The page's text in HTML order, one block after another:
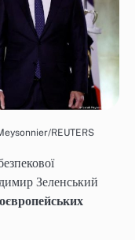
REUTERS
Зеленський